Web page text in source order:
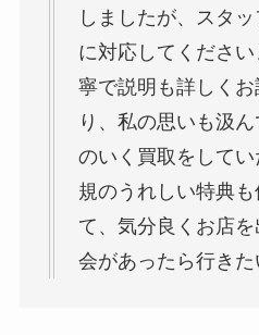
しましたが、スタ
に対応してくださ
寧で説明も詳しくお
り、私の思いも汲
のいく買取をして
規のうれしい特典
て、気分良くお店
会があったら行きた